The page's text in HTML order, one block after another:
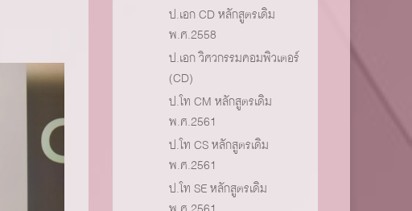
ป.เอก CD หลักสูตรเดิม
พ.ศ.2558
ป.เอก วิศวกรรมคอมพิวเตอร์
(CD)
ป.โท CM หลักสูตรเดิม
พ.ศ.2561
ป.โท CS หลักสูตรเดิม
พ.ศ.2561
ป.โท SE หลักสูตรเดิม